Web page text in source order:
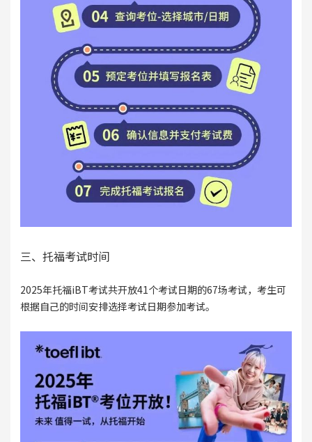
三、托福考试时间
2025年托福iBT考试共开放41个考试日期的67场考试，考生可
根据自己的时间安排选择考试日期参加考试。